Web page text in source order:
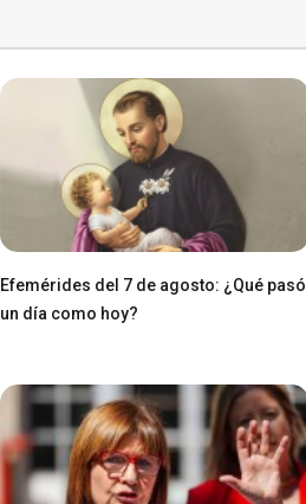
Efemérides del 7 de agosto: ¿Qué pasó
un día como hoy?